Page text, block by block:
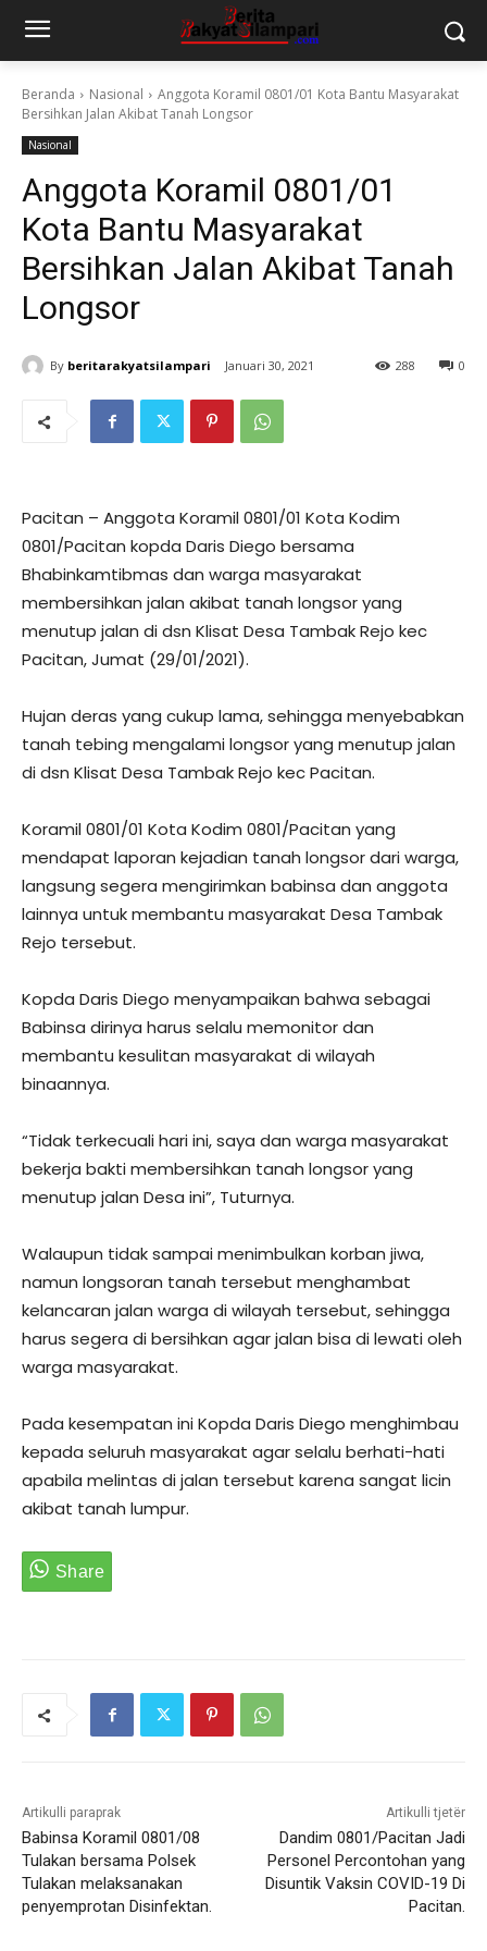
Beranda Nasional
Anggota Koramil 0801/01 Kota Bantu Masyarakat
Bersihkan Jalan Akibat Tanah Longsor
Nasional
Anggota Koramil 0801/01
Kota Bantu Masyarakat
Bersihkan Jalan Akibat Tanah
Longsor
By beritarakyatsilampari Januari 30, 2021 0
288
Pacitan – Anggota Koramil 0801/01 Kota Kodim
0801/Pacitan kopda Daris Diego bersama
Bhabinkamtibmas dan warga masyarakat
membersihkan jalan akibat tanah longsor yang
menutup jalan di dsn Klisat Desa Tambak Rejo kec
Pacitan, Jumat (29/01/2021).
Hujan deras yang cukup lama, sehingga menyebabkan
tanah tebing mengalami longsor yang menutup jalan
di dsn Klisat Desa Tambak Rejo kec Pacitan.
Koramil 0801/01 Kota Kodim 0801/Pacitan yang
mendapat laporan kejadian tanah longsor dari warga,
langsung segera mengirimkan babinsa dan anggota
lainnya untuk membantu masyarakat Desa Tambak
Rejo tersebut.
Kopda Daris Diego menyampaikan bahwa sebagai
Babinsa dirinya harus selalu memonitor dan
membantu kesulitan masyarakat di wilayah
binaannya.
“Tidak terkecuali hari ini, saya dan warga masyarakat
bekerja bakti membersihkan tanah longsor yang
menutup jalan Desa ini”, Tuturnya.
Walaupun tidak sampai menimbulkan korban jiwa,
namun longsoran tanah tersebut menghambat
kelancaran jalan warga di wilayah tersebut, sehingga
harus segera di bersihkan agar jalan bisa di lewati oleh
warga masyarakat.
Pada kesempatan ini Kopda Daris Diego menghimbau
kepada seluruh masyarakat agar selalu berhati-hati
apabila melintas di jalan tersebut karena sangat licin
akibat tanah lumpur.
Artikulli paraprak
Babinsa Koramil 0801/08
Tulakan bersama Polsek
Tulakan melaksanakan
penyemprotan Disinfektan.
Artikulli tjetër
Dandim 0801/Pacitan Jadi
Personel Percontohan yang
Disuntik Vaksin COVID-19 Di
Pacitan.